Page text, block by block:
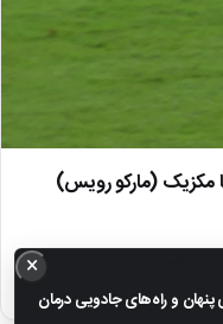
مکزیک (مارکو رویس)
تیخوانا مکزیک در لیگز کاپ×
و راه‌های جادویی درمان